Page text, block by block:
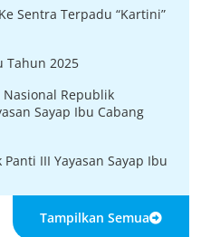
Sentra Terpadu “Kartini”
Tahun 2025
Republik
Sayap Ibu Cabang
III Yayasan Sayap Ibu
Tampilkan Semua